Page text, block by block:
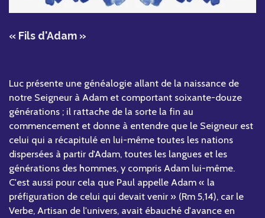
« Fils d'Adam »
Luc présente une généalogie allant de la naissance de
notre Seigneur à Adam et comportant soixante-douze
générations ; il rattache de la sorte la fin au
commencement et donne à entendre que le Seigneur est
celui qui a récapitulé en lui-même toutes les nations
dispersées à partir d'Adam, toutes les langues et les
générations des hommes, y compris Adam lui-même.
C'est aussi pour cela que Paul appelle Adam « la
préfiguration de celui qui devait venir » (Rm 5,14), car le
Verbe, Artisan de l'univers, avait ébauché d'avance en